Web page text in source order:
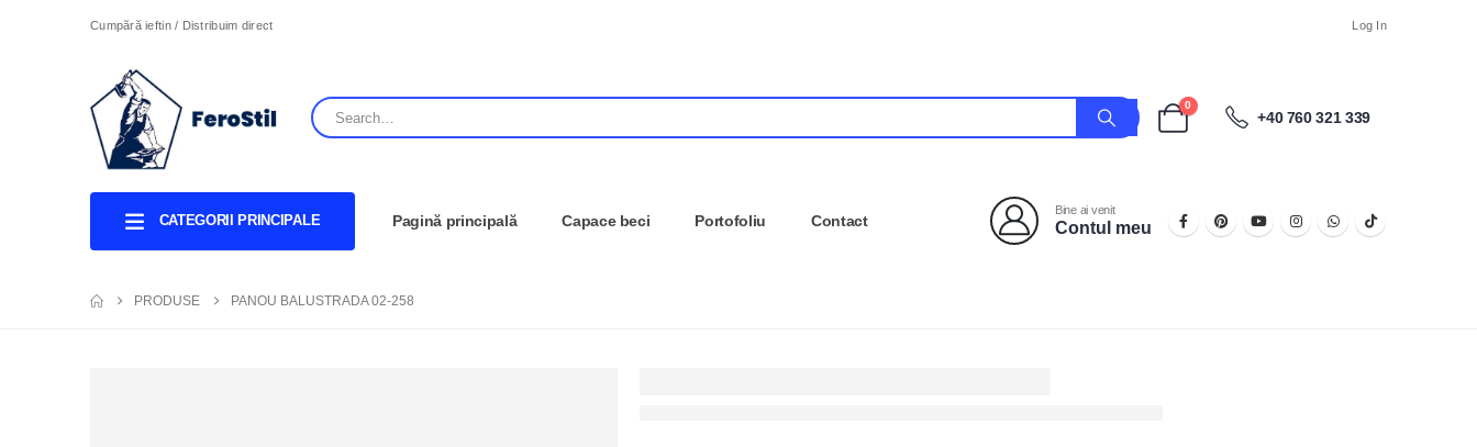
Cumpără ieftin / Distribuim direct Log In
0
+40 760 321 339
CATEGORII PRINCIPALE Pagină principală Capace beci Portofoliu Contact
Bine ai venit
Contul meu
PRODUSE PANOU BALUSTRADA 02-258